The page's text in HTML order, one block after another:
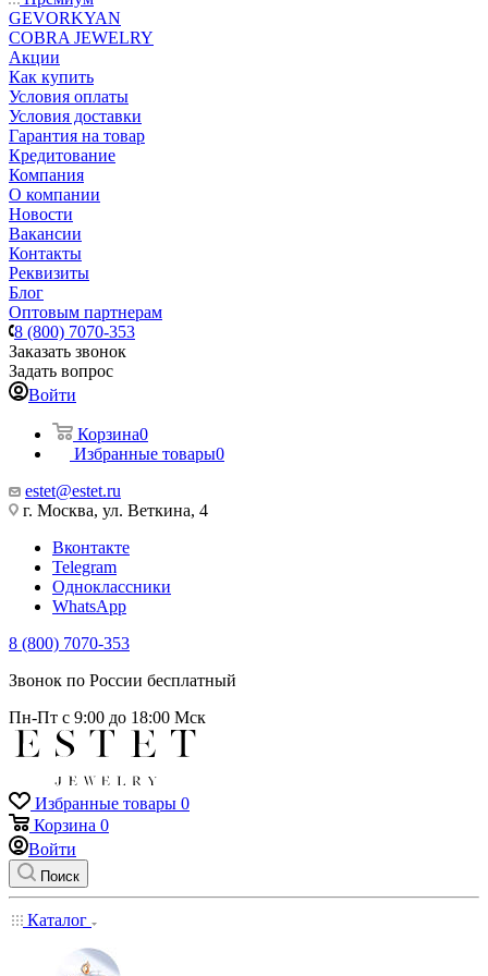
GEVORKYAN
COBRA JEWELRY
Акции
Как купить
Условия оплаты
Условия доставки
Гарантия на товар
Кредитование
Компания
О компании
Новости
Вакансии
Контакты
Реквизиты
Блог
Оптовым партнерам
8 (800) 7070-353
Заказать звонок
Задать вопрос
Войти
Корзина0
Избранные товары0
estet@estet.ru
г. Москва, ул. Веткина, 4
Вконтакте
Telegram
Одноклассники
WhatsApp
8 (800) 7070-353
Звонок по России бесплатный
Пн-Пт с 9:00 до 18:00 Мск
Избранные товары 0
Корзина 0
Войти
Поиск
Каталог